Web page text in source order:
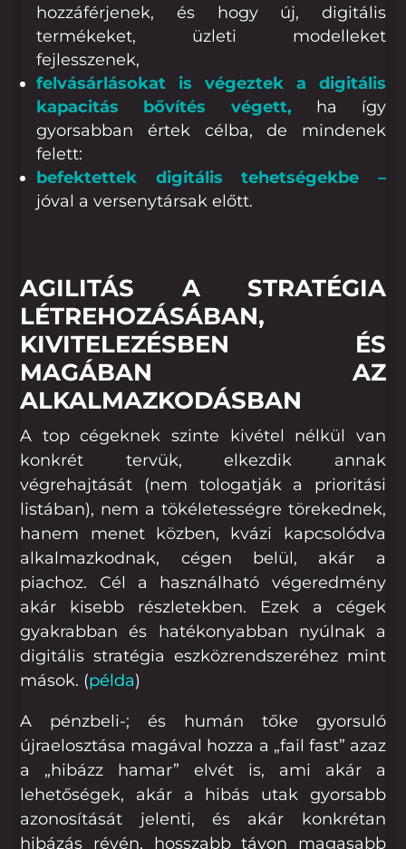
hozzáférjenek, és hogy új, digitális
termékeket, üzleti modelleket
fejlesszenek,
felvásárlásokat is végeztek a digitális
kapacitás bővítés végett, ha így
gyorsabban értek célba, de mindenek
felett:
befektettek digitális tehetségekbe –
jóval a versenytársak előtt.
AGILITÁS A STRATÉGIA
LÉTREHOZÁSÁBAN,
KIVITELEZÉSBEN ÉS
MAGÁBAN AZ
ALKALMAZKODÁSBAN
A top cégeknek szinte kivétel nélkül van
konkrét tervük, elkezdik annak
végrehajtását (nem tologatják a prioritási
listában), nem a tökéletességre törekednek,
hanem menet közben, kvázi kapcsolódva
alkalmazkodnak, cégen belül, akár a
piachoz. Cél a használható végeredmény
akár kisebb részletekben. Ezek a cégek
gyakrabban és hatékonyabban nyúlnak a
digitális stratégia eszközrendszeréhez mint
mások. (példa)
A pénzbeli-; és humán tőke gyorsuló
újraelosztása magával hozza a „fail fast” azaz
a „hibázz hamar” elvét is, ami akár a
lehetőségek, akár a hibás utak gyorsabb
azonosítását jelenti, és akár konkrétan
hibázás révén, hosszabb távon magasabb